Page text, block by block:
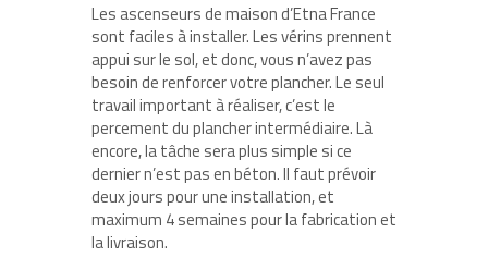
Les ascenseurs de maison d’Etna France
sont faciles à installer. Les vérins prennent
appui sur le sol, et donc, vous n’avez pas
besoin de renforcer votre plancher. Le seul
travail important à réaliser, c’est le
percement du plancher intermédiaire. Là
encore, la tâche sera plus simple si ce
dernier n’est pas en béton. Il faut prévoir
deux jours pour une installation, et
maximum 4 semaines pour la fabrication et
la livraison.